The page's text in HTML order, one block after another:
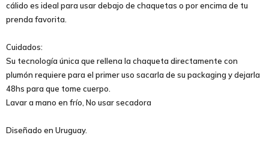
cálido es ideal para usar debajo de chaquetas o por encima de tu
prenda favorita.
Cuidados:
Su tecnología única que rellena la chaqueta directamente con
plumón requiere para el primer uso sacarla de su packaging y dejarla
48hs para que tome cuerpo.
Lavar a mano en frío, No usar secadora
Diseñado en Uruguay.